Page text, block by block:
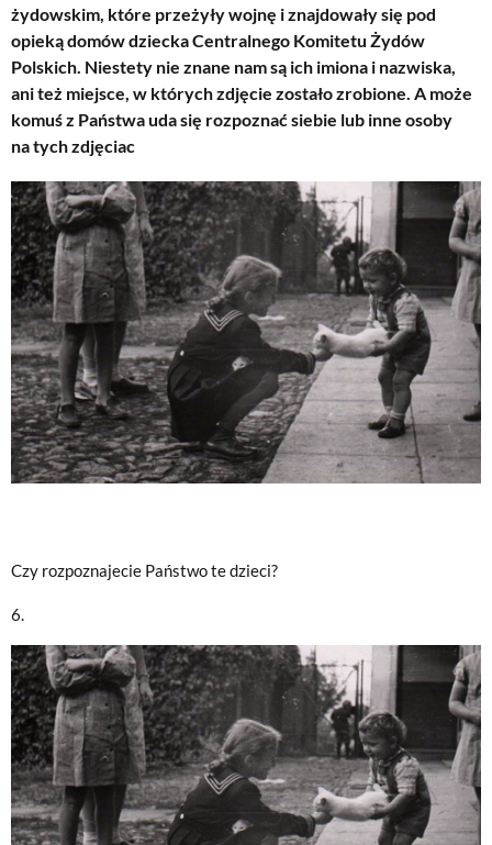
żydowskim, które przeżyły wojnę i znajdowały się pod
opieką domów dziecka Centralnego Komitetu Żydów
Polskich. Niestety nie znane nam są ich imiona i nazwiska,
ani też miejsce, w których zdjęcie zostało zrobione. A może
komuś z Państwa uda się rozpoznać siebie lub inne osoby
na tych zdjęciac
Czy rozpoznajecie Państwo te dzieci?
6.